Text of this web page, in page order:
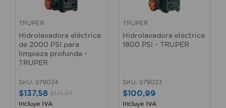
TRUPER
Hidrolavadora eléctrica
de 2000 PSI para
limpieza profunda -
TRUPER
SKU: 579024
$137,58 $171,97
Incluye IVA
TRUPER
Hidrolavadora eléctrica
1800 PSI - TRUPER
SKU: 579023
$100,99
Incluye IVA
taladro